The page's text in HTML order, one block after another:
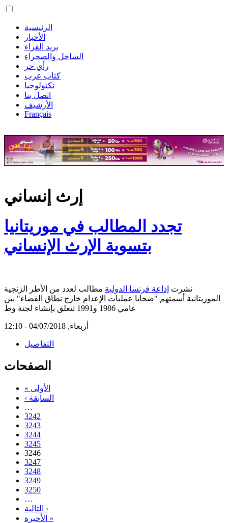
الرئيسية
الأخبار
بريد القراء
الساحل والصحراء
رأي حر
كتاب عرب
تكنولوجيا
اتصل بنا
الأرشيف
Français
إرث إنساني
تجدد المطالب في موريتانيا
بتسوية الإرث الإنساني
نشرت إذاعة فرنسا الدولية مطالب لعدد من الأطر الزنجية
الموريتانية أسمتهم "ضحايا عمليات الإعدام خارج نطاق القضاء" بين
عامي 1986 و1991 تتعلق بإنشاء لجنة وط
أربعاء, 04/07/2018 - 12:10
التفاصيل
الصفحات
« الأولى
‹ السابقة
…
3242
3243
3244
3245
3246
3247
3248
3249
3250
…
التالية ›
الأخيرة »